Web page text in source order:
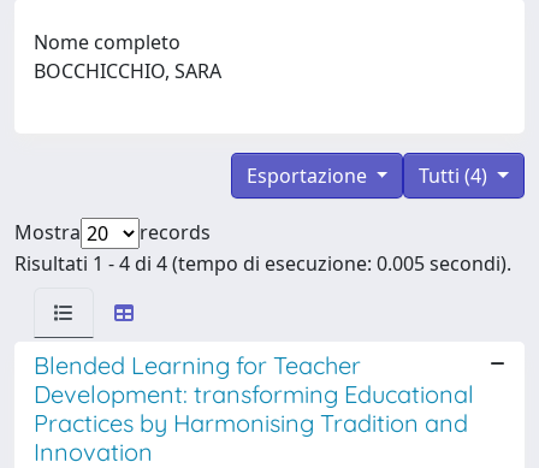
Nome completo
BOCCHICCHIO, SARA
Tutti (4)
Esportazione
Mostra
records
Risultati 1 - 4 di 4 (tempo di esecuzione: 0.005 secondi).
Blended Learning for Teacher
Development: transforming Educational
Practices by Harmonising Tradition and
Innovation